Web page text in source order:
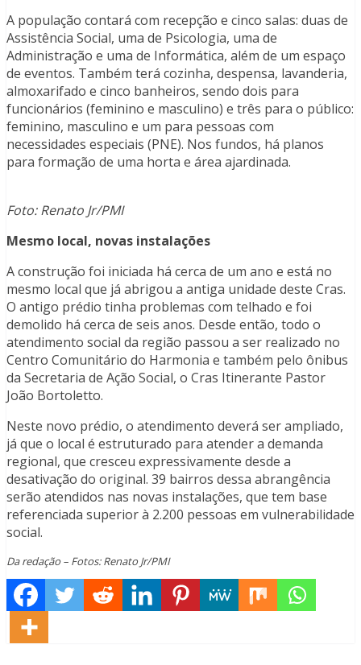
A população contará com recepção e cinco salas: duas de
Assistência Social, uma de Psicologia, uma de
Administração e uma de Informática, além de um espaço
de eventos. Também terá cozinha, despensa, lavanderia,
almoxarifado e cinco banheiros, sendo dois para
funcionários (feminino e masculino) e três para o público:
feminino, masculino e um para pessoas com
necessidades especiais (PNE). Nos fundos, há planos
para formação de uma horta e área ajardinada.
Foto: Renato Jr/PMI
Mesmo local, novas instalações
A construção foi iniciada há cerca de um ano e está no
mesmo local que já abrigou a antiga unidade deste Cras.
O antigo prédio tinha problemas com telhado e foi
demolido há cerca de seis anos. Desde então, todo o
atendimento social da região passou a ser realizado no
Centro Comunitário do Harmonia e também pelo ônibus
da Secretaria de Ação Social, o Cras Itinerante Pastor
João Bortoletto.
Neste novo prédio, o atendimento deverá ser ampliado,
já que o local é estruturado para atender a demanda
regional, que cresceu expressivamente desde a
desativação do original. 39 bairros dessa abrangência
serão atendidos nas novas instalações, que tem base
referenciada superior à 2.200 pessoas em vulnerabilidade
social.
Da redação – Fotos: Renato Jr/PMI